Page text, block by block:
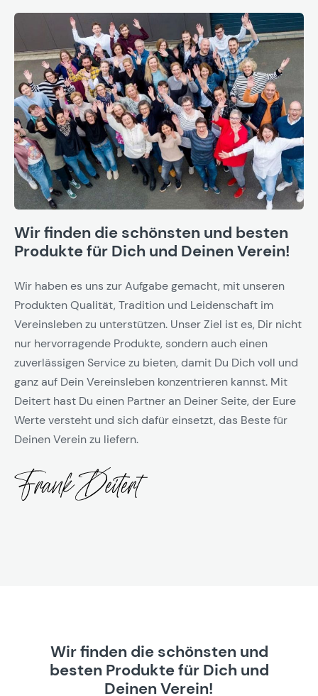
Wir finden die schönsten und besten
Produkte für Dich und Deinen Verein!
Wir haben es uns zur Aufgabe gemacht, mit unseren
Produkten Qualität, Tradition und Leidenschaft im
Vereinsleben zu unterstützen. Unser Ziel ist es, Dir nicht
nur hervorragende Produkte, sondern auch einen
zuverlässigen Service zu bieten, damit Du Dich voll und
ganz auf Dein Vereinsleben konzentrieren kannst. Mit
Deitert hast Du einen Partner an Deiner Seite, der Eure
Werte versteht und sich dafür einsetzt, das Beste für
Deinen Verein zu liefern.
Wir finden die schönsten und
besten Produkte für Dich und
Deinen Verein!